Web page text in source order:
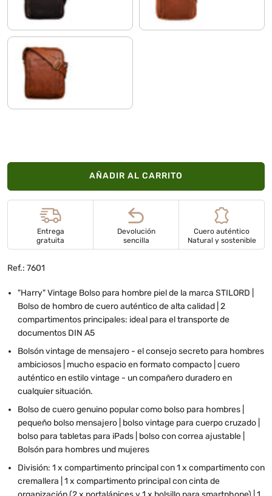
cognac-marrón
AÑADIR AL CARRITO
Entrega
gratuita
Devolución
sencilla
Cuero auténtico
Natural y sostenible
Ref.: 7601
"Harry" Vintage Bolso para hombre piel de la marca STILORD |
Bolso de hombro de cuero auténtico de alta calidad | 2
compartimentos principales: ideal para el transporte de
documentos DIN A5
Bolsón vintage de mensajero - el consejo secreto para hombres
ambiciosos | mucho espacio en formato compacto | cuero
auténtico en estilo vintage - un compañero duradero en
cualquier situación.
Bolso de cuero genuino popular como bolso para hombres |
pequeño bolso mensajero | bolso vintage para cuerpo cruzado |
bolso para tabletas para iPads | bolso con correa ajustable |
Bolsón para hombres und mujeres
División: 1 x compartimento principal con 1 x compartimento con
cremallera | 1 x compartimento principal con cinta de